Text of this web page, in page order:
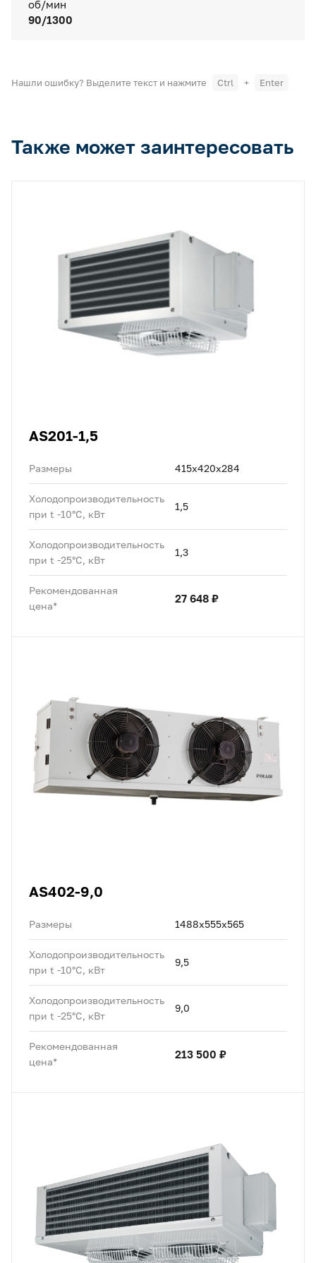
об/мин
90/1300
Нашли ошибку? Выделите текст и нажмите Ctrl + Enter
Также может заинтересовать
AS201-1,5
Размеры 415х420х284
Холодопроизводительность
при t -10°C, кВт
1,5
Холодопроизводительность
при t -25°C, кВт
1,3
Рекомендованная
цена*
27 648 ₽
AS402-9,0
Размеры 1488x555x565
Холодопроизводительность
при t -10°C, кВт
9,5
Холодопроизводительность
при t -25°C, кВт
9,0
Рекомендованная
цена*
213 500 ₽